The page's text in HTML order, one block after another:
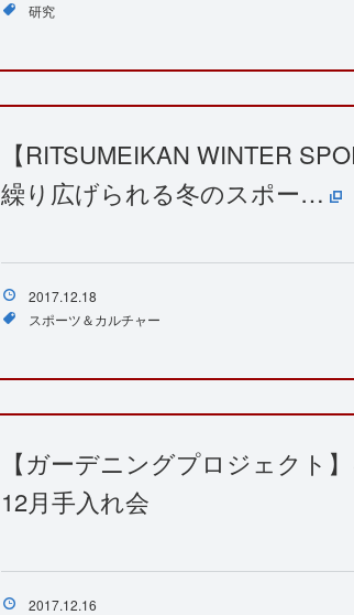
研究
【RITSUMEIKAN WINTER
繰り広げられる冬のスポー…
2017.12.18
スポーツ＆カルチャー
【ガーデニングプロジェクト
12月手入れ会
2017.12.16